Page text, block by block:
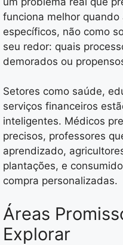
funciona melhor
específicos, não como
seu redor: quais
demorados ou
Setores como saúde,
serviços financeiros
inteligentes. Médicos
precisos, professores
aprendizado,
plantações, e
compra personalizadas.
Áreas
Explorar